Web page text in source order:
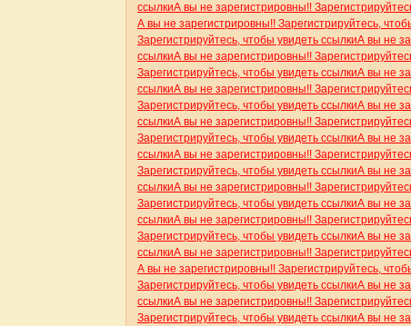
ссылкиА вы не зарегистрировны!!
А вы не зарегистрировны!! Зарегистрируйтесь,
Зарегистрируйтесь, чтобы увидеть ссылкиА вы не
ссылкиА вы не зарегистрировны!!
Зарегистрируйтесь, чтобы увидеть ссылкиА вы не
ссылкиА вы не зарегистрировны!!
Зарегистрируйтесь, чтобы увидеть ссылкиА вы не
ссылкиА вы не зарегистрировны!!
Зарегистрируйтесь, чтобы увидеть ссылкиА вы не
ссылкиА вы не зарегистрировны!!
Зарегистрируйтесь, чтобы увидеть ссылкиА вы не
ссылкиА вы не зарегистрировны!!
Зарегистрируйтесь, чтобы увидеть ссылкиА вы не
ссылкиА вы не зарегистрировны!!
Зарегистрируйтесь, чтобы увидеть ссылкиА вы не
ссылкиА вы не зарегистрировны!!
А вы не зарегистрировны!! Зарегистрируйтесь,
Зарегистрируйтесь, чтобы увидеть ссылкиА вы не
ссылкиА вы не зарегистрировны!!
Зарегистрируйтесь, чтобы увидеть ссылкиА вы не